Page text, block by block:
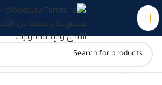
Click to enlarge